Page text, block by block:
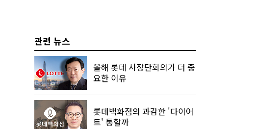
관련 뉴스
올해 롯데 사장단회의가 더 중
요한 이유
롯데백화점의 과감한 '다이어
트' 통할까